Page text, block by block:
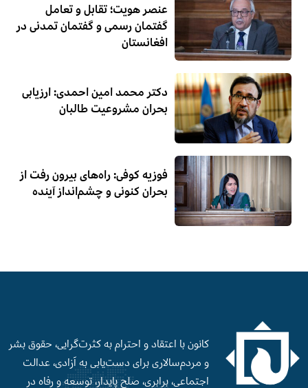
عنصر هویت؛ تقابل و تعامل
گفتمان رسمی و گفتمان تمدنی در
افغانستان
دکتر محمد امین احمدی: ارزیابی
بحران مشروعیت طالبان
فوزیه کوفی: راه‌های بیرون رفت از
بحران کنونی و چشم‌انداز آینده
کانون با اعتقاد و احترام به کثرت‌گرایی، حقوق بشر
و‌ مردم‌سالاری برای دست‌‌یابی به آزادی، عدالت
اجتماعی، برابری، صلح‌ پایدار، توسعه و رفاه در